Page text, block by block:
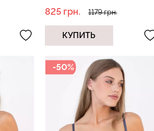
825 грн. 1179 грн.
КУПИТЬ
-50%